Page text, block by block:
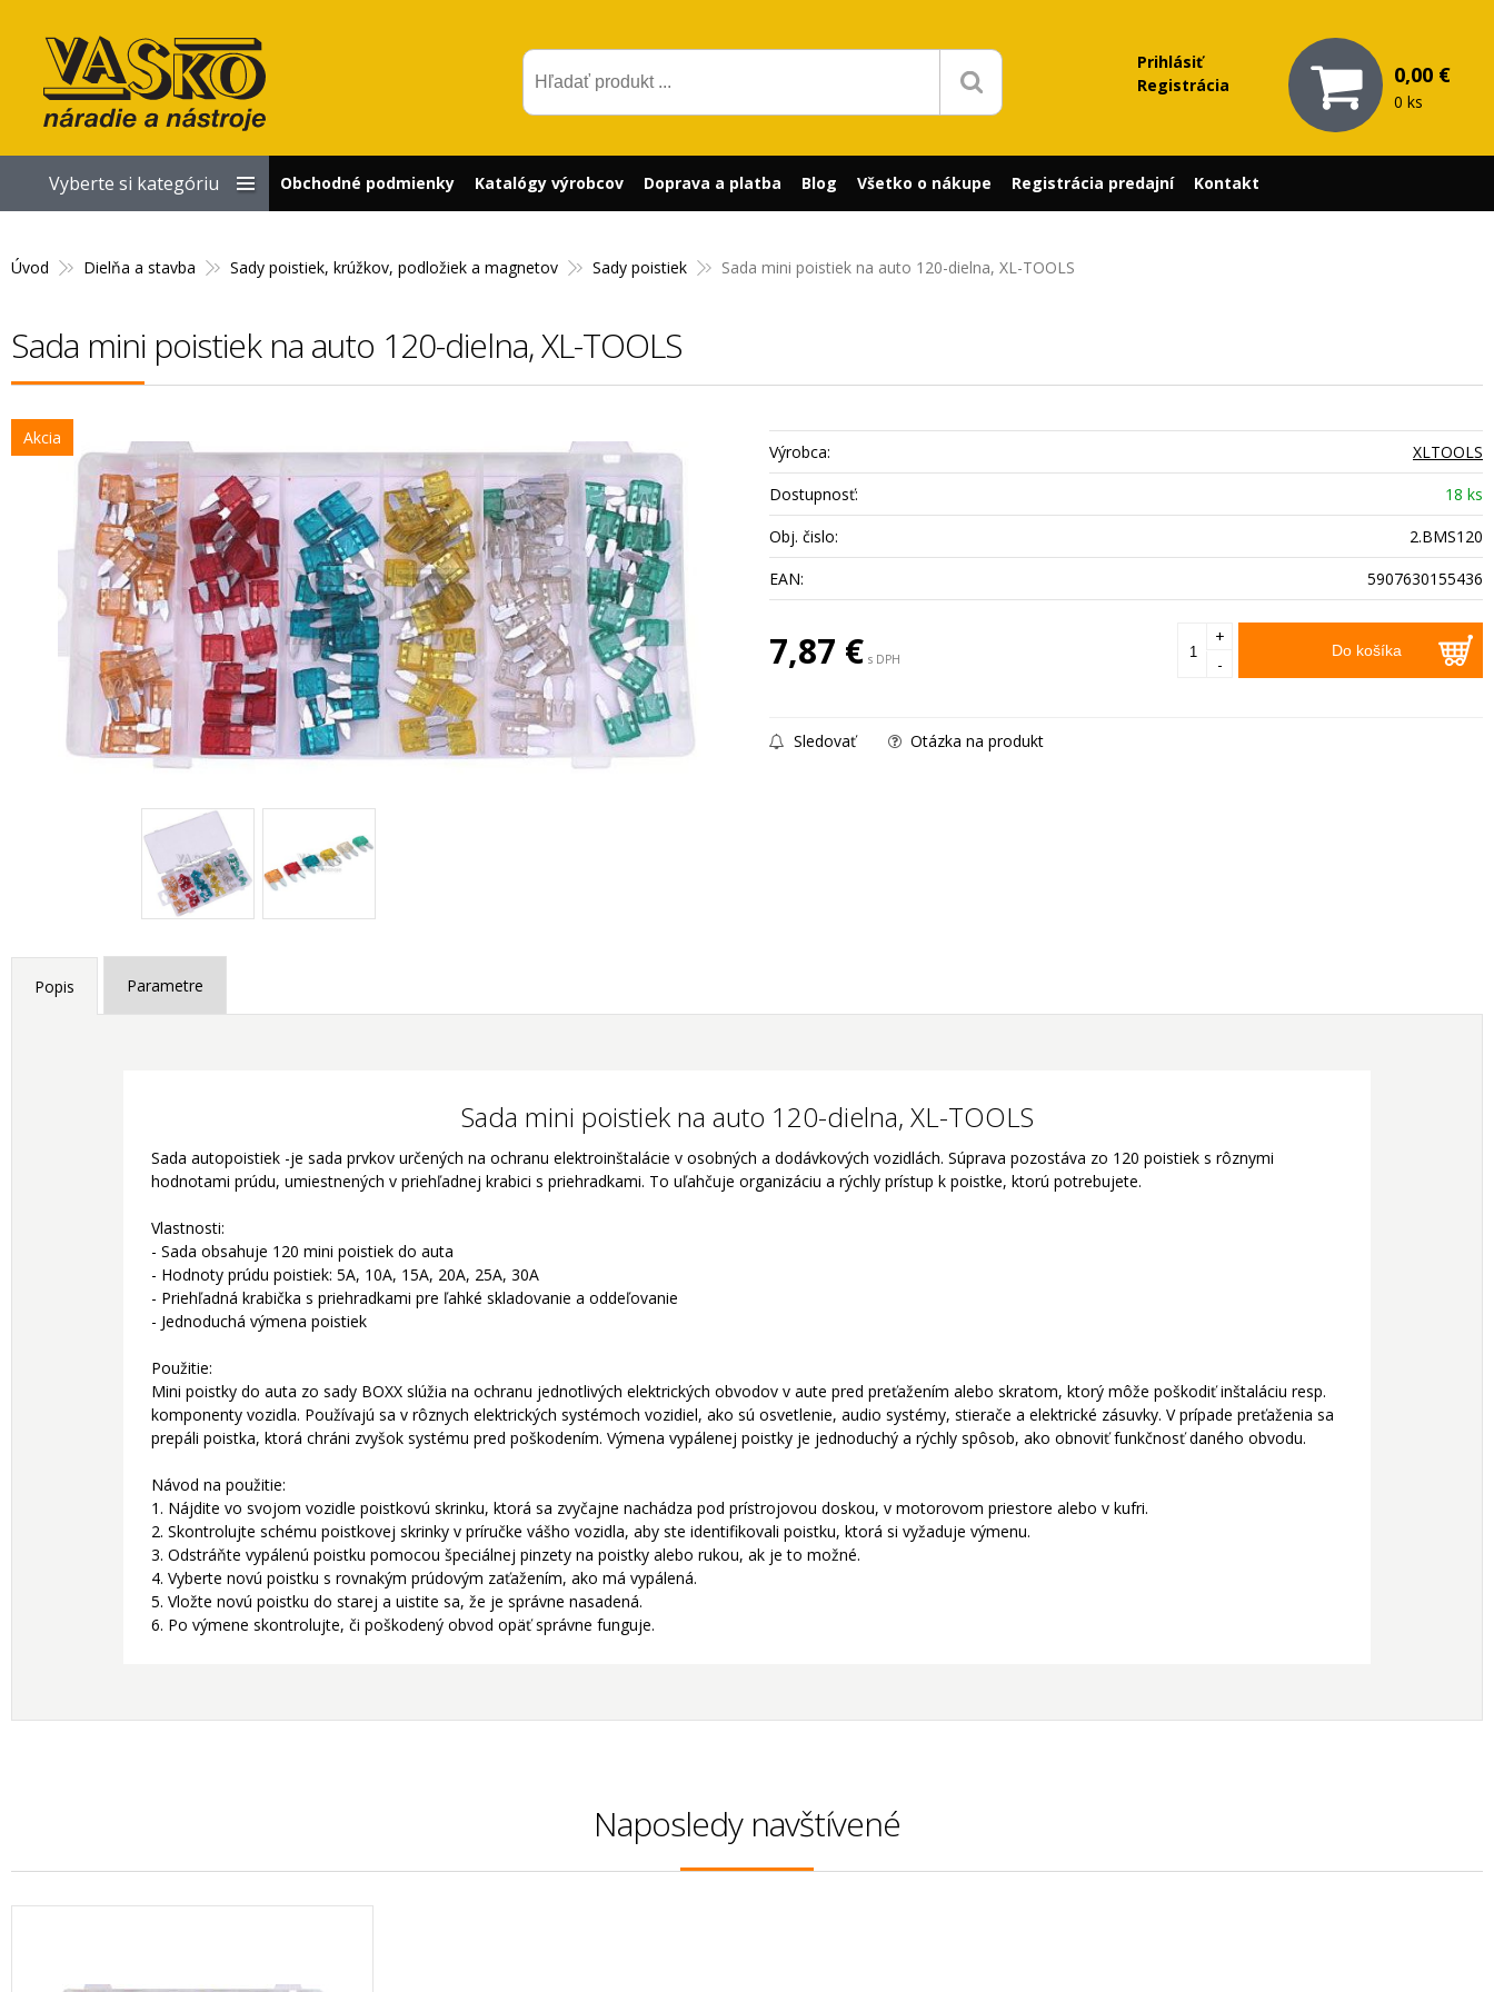
Prihlásiť
Registrácia
0,00 €
0 ks
Úvod Dielňa a stavba Sady poistiek, krúžkov, podložiek a magnetov Sady poistiek Sada mini poistiek na auto 120-dielna, XL-TOOLS
Sada mini poistiek na auto 120-dielna, XL-TOOLS
Akcia
Výrobca:
XLTOOLS
Dostupnosť:
18 ks
Obj. čislo:
2.BMS120
EAN:
5907630155436
7,87 € s DPH Do košíka
+
-
Sledovať Otázka na produkt
Popis Parametre
Sada mini poistiek na auto 120-dielna, XL-TOOLS
Sada autopoistiek -je sada prvkov určených na ochranu elektroinštalácie v osobných a dodávkových vozidlách. Súprava pozostáva zo 120 poistiek s rôznymi
hodnotami prúdu, umiestnených v priehľadnej krabici s priehradkami. To uľahčuje organizáciu a rýchly prístup k poistke, ktorú potrebujete.
Vlastnosti:
- Sada obsahuje 120 mini poistiek do auta
- Hodnoty prúdu poistiek: 5A, 10A, 15A, 20A, 25A, 30A
- Priehľadná krabička s priehradkami pre ľahké skladovanie a oddeľovanie
- Jednoduchá výmena poistiek
Použitie:
Mini poistky do auta zo sady BOXX slúžia na ochranu jednotlivých elektrických obvodov v aute pred preťažením alebo skratom, ktorý môže poškodiť inštaláciu resp.
komponenty vozidla. Používajú sa v rôznych elektrických systémoch vozidiel, ako sú osvetlenie, audio systémy, stierače a elektrické zásuvky. V prípade preťaženia sa
prepáli poistka, ktorá chráni zvyšok systému pred poškodením. Výmena vypálenej poistky je jednoduchý a rýchly spôsob, ako obnoviť funkčnosť daného obvodu.
Návod na použitie:
1. Nájdite vo svojom vozidle poistkovú skrinku, ktorá sa zvyčajne nachádza pod prístrojovou doskou, v motorovom priestore alebo v kufri.
2. Skontrolujte schému poistkovej skrinky v príručke vášho vozidla, aby ste identifikovali poistku, ktorá si vyžaduje výmenu.
3. Odstráňte vypálenú poistku pomocou špeciálnej pinzety na poistky alebo rukou, ak je to možné.
4. Vyberte novú poistku s rovnakým prúdovým zaťažením, ako má vypálená.
5. Vložte novú poistku do starej a uistite sa, že je správne nasadená.
6. Po výmene skontrolujte, či poškodený obvod opäť správne funguje.
Naposledy navštívené
Vyberte si kategóriu Obchodné podmienky Katalógy výrobcov Doprava a platba Blog Všetko o nákupe Registrácia predajní Kontakt